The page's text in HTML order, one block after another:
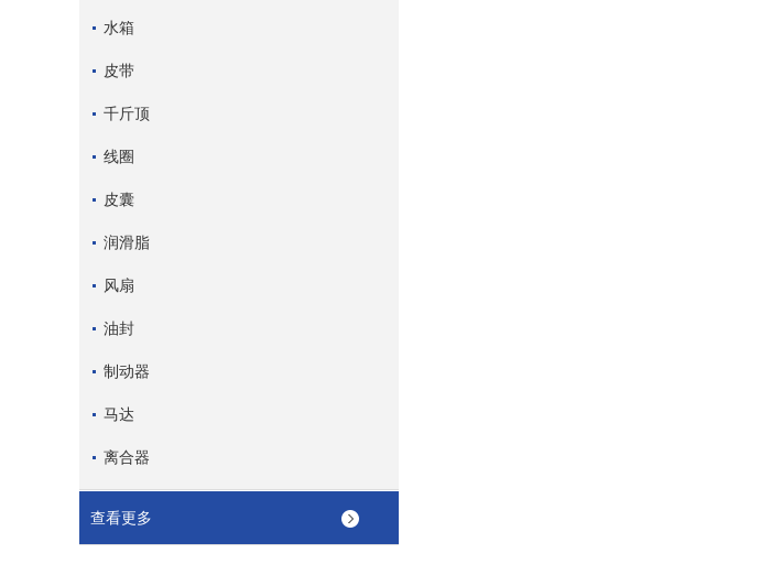
水箱
皮带
千斤顶
线圈
皮囊
润滑脂
风扇
油封
制动器
马达
离合器
查看更多